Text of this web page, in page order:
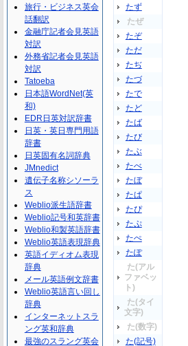
たず
たぜ
たぞ
ただ
たぢ
たづ
たで
たど
たば
たび
たぶ
たべ
たぼ
たぱ
たぴ
たぷ
たぺ
たぽ
た(アル
ファベッ
ト)
た(タイ
文字)
た(数字)
た(記号)
旅行・ビジネス英会
話翻訳
金融庁記者会見英語
対訳
外務省記者会見英語
対訳
Tatoeba
日本語WordNet(英
和)
EDR日英対訳辞書
日英・英日専門用語
辞書
日英固有名詞辞典
JMnedict
遺伝子名称シソーラ
ス
Weblio派生語辞書
Weblio記号和英辞書
Weblio和製英語辞書
Weblio英語表現辞典
英語イディオム表現
辞典
メール英語例文辞書
Weblio英語言い回し
辞典
インターネットスラ
ング英和辞典
最強のスラング英会